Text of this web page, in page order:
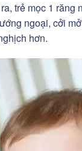
trẻ mọc 1
ngoại, cởi
hơn.